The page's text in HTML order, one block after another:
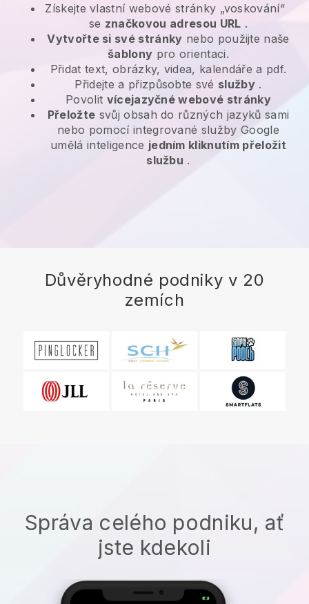
Získejte vlastní webové stránky „voskování“
se značkovou adresou URL .
Vytvořte si své stránky nebo použijte naše
šablony pro orientaci.
Přidat text, obrázky, videa, kalendáře a pdf.
Přidejte a přizpůsobte své služby.
Povolit vícejazyčné webové stránky
Přeložte svůj obsah do různých jazyků sami
nebo pomocí integrované služby Google
umělá inteligence jedním kliknutím přeložit
službu .
Důvěryhodné podniky v 20
zemích
Správa celého podniku, ať
jste kdekoli